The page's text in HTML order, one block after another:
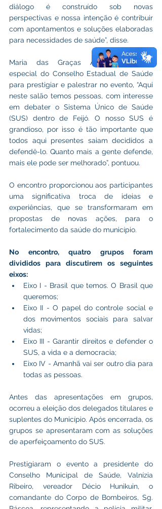
diálogo é construído sob novas
perspectivas e nossa intenção é contribuir
com apontamentos e soluções elaboradas
para necessidades de saúde”, disse.
Maria das Graças Alves, convidada
especial do Conselho Estadual de Saúde
para prestigiar e palestrar no evento, “Aqui
neste salão temos pessoas, com interesse
em debater o Sistema Único de Saúde
(SUS) dentro de Feijó. O nosso SUS é
grandioso, por isso é tão importante que
todos aqui presentes saiam decididos a
defendê-lo. Quanto mais a gente defende,
mais ele pode ser melhorado”, pontuou.
O encontro proporcionou aos participantes
uma significativa troca de ideias e
experiências, que se transformaram em
propostas de novas ações, para o
fortalecimento da saúde do município.
No encontro, quatro grupos foram
divididos para discutirem os seguintes
eixos:
Eixo I - Brasil que temos. O Brasil que
queremos;
Eixo II - O papel do controle social e
dos movimentos sociais para salvar
vidas;
Eixo III - Garantir direitos e defender o
SUS, a vida e a democracia;
Eixo IV - Amanhã vai ser outro dia para
todas as pessoas.
Antes das apresentações em grupos,
ocorreu a eleição dos delegados titulares e
suplentes do Município. Após encerrada, os
grupos se apresentaram com as soluções
de aperfeiçoamento do SUS.
Prestigiaram o evento a presidente do
Conselho Municipal de Saúde, Valnízia
Ribeiro, vereador Décio Hunikuin, o
comandante do Corpo de Bombeiros, Sg.